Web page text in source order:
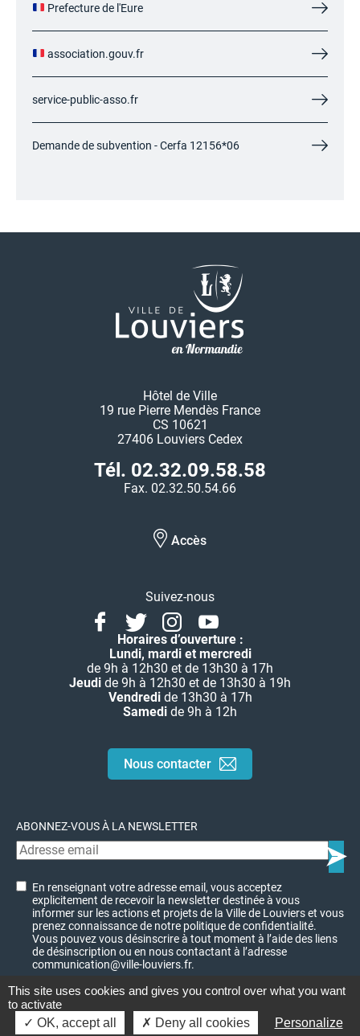
Prefecture de l'Eure
association.gouv.fr
service-public-asso.fr
Demande de subvention - Cerfa 12156*06
Hôtel de Ville
19 rue Pierre Mendès France
CS 10621
27406 Louviers Cedex
Tél. 02.32.09.58.58
Fax. 02.32.50.54.66
Accès
Suivez-nous
FacebookTwitterInstagramYoutube
Horaires d’ouverture :
Lundi, mardi et mercredi
de 9h à 12h30 et de 13h30 à 17h
Jeudi de 9h à 12h30 et de 13h30 à 19h
Vendredide 13h30 à 17h
Samedi de 9h à 12h
Nous contacter
ABONNEZ-VOUS À LA NEWSLETTER
En renseignant votre adresse email, vous acceptez
explicitement de recevoir la newsletter destinée à vous
informer sur les actions et projets de la Ville de Louviers et vous
prenez connaissance de notre politique de confidentialité.
Vous pouvez vous désinscrire à tout moment à l’aide des liens
de désinscription ou en nous contactant à l’adresse
communication@ville-louviers.fr.
© Ville de Louviers - 2023
Charte graphique
Mentions légales
Plan du site Politique de confidentialité
This site uses cookies and gives you control over what you want
to activate
OK, accept all
Deny all cookies Personalize